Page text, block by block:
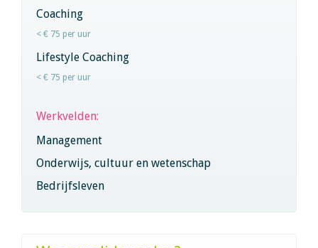
Coaching
< € 75 per uur
Lifestyle Coaching
< € 75 per uur
Werkvelden:
Management
Onderwijs, cultuur en wetenschap
Bedrijfsleven